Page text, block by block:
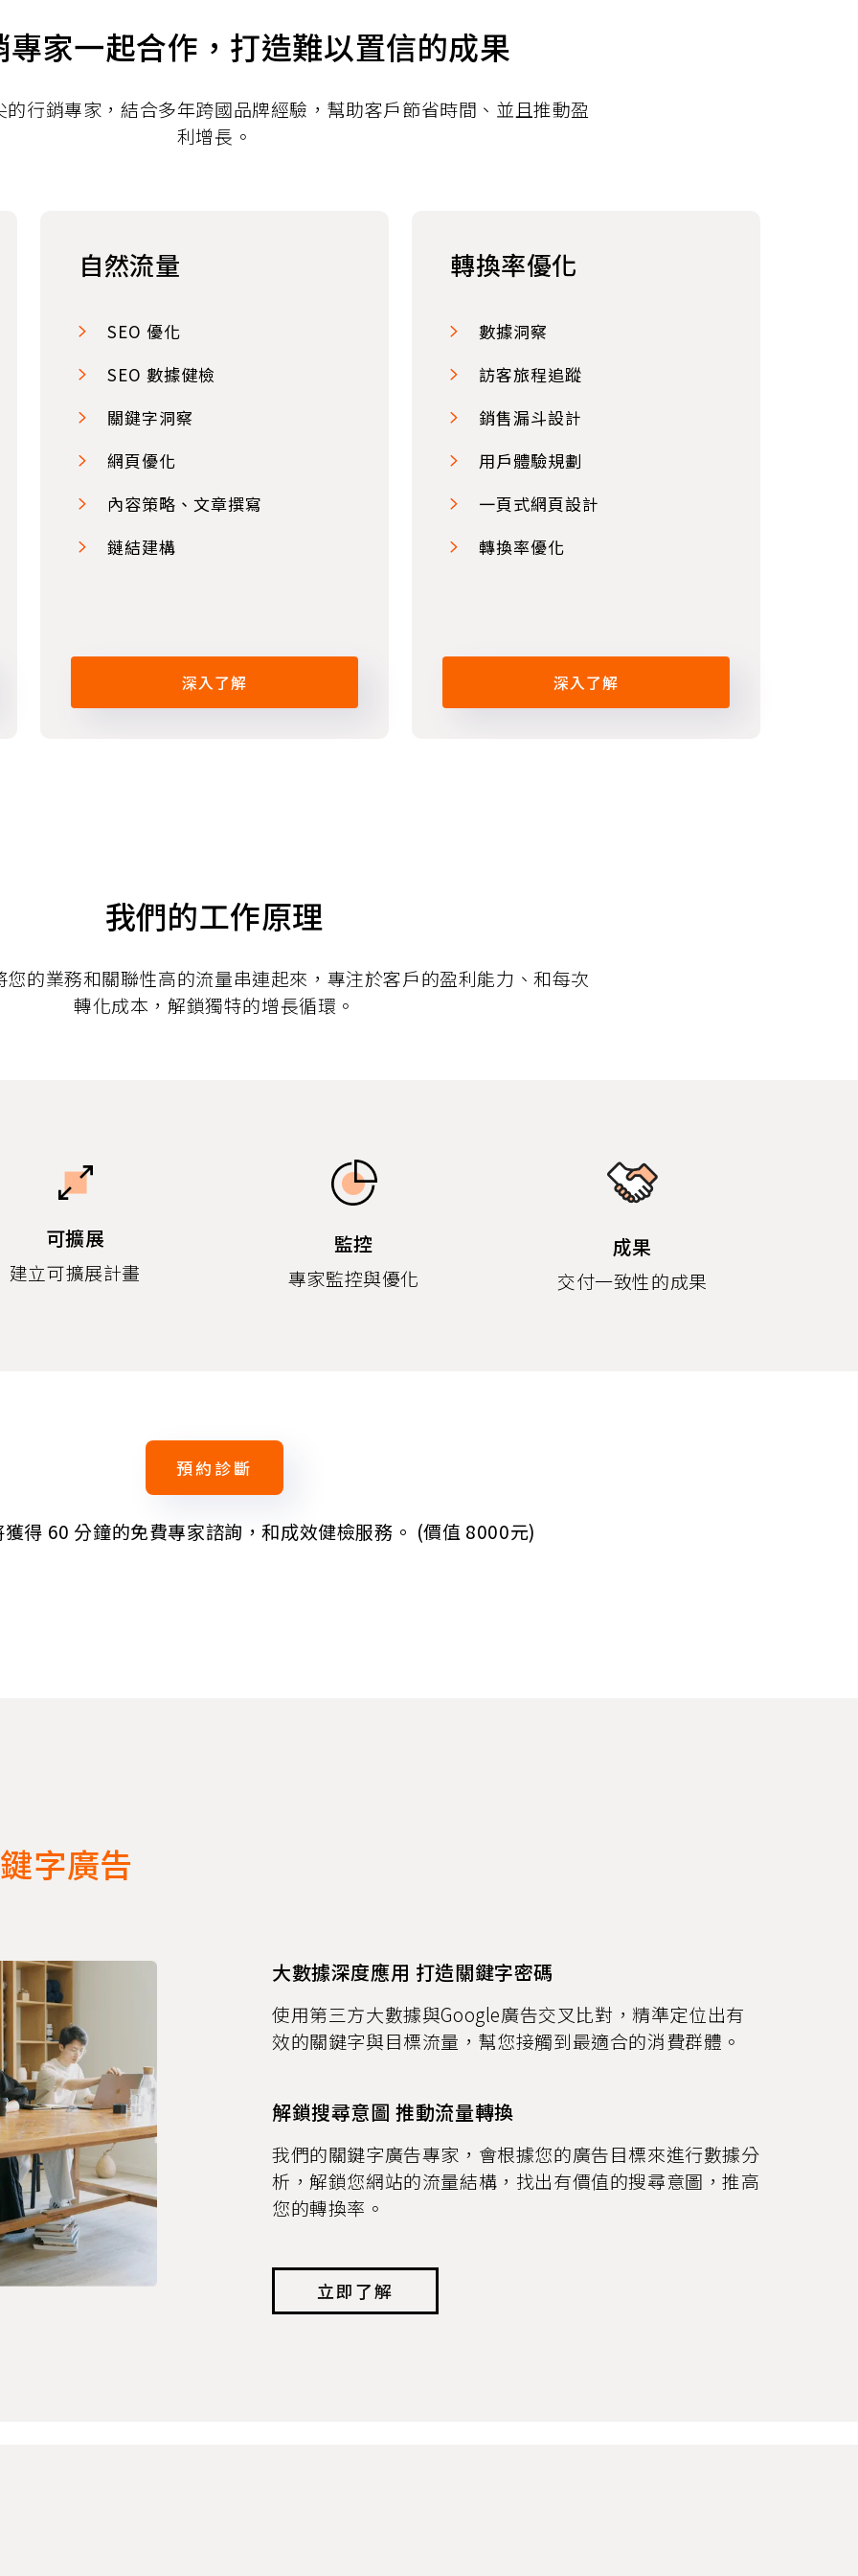
專家一起合作，打造難以置信的成果
行銷專家，結合多年跨國品牌經驗，幫助客戶節省時間、並且推動盈
利增長。
自然流量
SEO 優化
SEO 數據健檢
關鍵字洞察
網頁優化
內容策略、文章撰寫
鏈結建構
深入了解
轉換率優化
數據洞察
訪客旅程追蹤
銷售漏斗設計
用戶體驗規劃
一頁式網頁設計
轉換率優化
深入了解
我們的工作原理
的業務和關聯性高的流量串連起來，專注於客戶的盈利能力、和每次
轉化成本，解鎖獨特的增長循環。
可擴展
建立可擴展計畫
監控
專家監控與優化
成果
交付一致性的成果
預約診斷
得 60 分鐘的免費專家諮詢，和成效健檢服務。 (價值 8000元)
字廣告
大數據深度應用 打造關鍵字密碼
使用第三方大數據與Google廣告交叉比對，精準定位出有
效的關鍵字與目標流量，幫您接觸到最適合的消費群體。
解鎖搜尋意圖 推動流量轉換
我們的關鍵字廣告專家，會根據您的廣告目標來進行數據分
析，解鎖您網站的流量結構，找出有價值的搜尋意圖，推高
您的轉換率。
立即了解